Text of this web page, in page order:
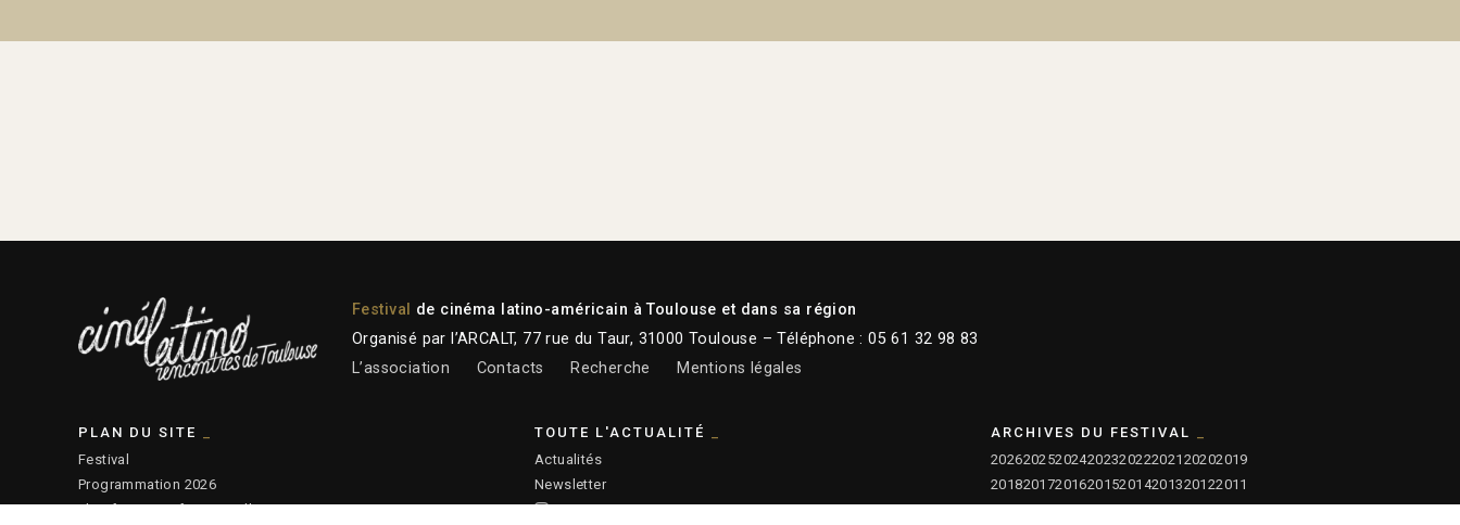
Festival
de cinéma latino-américain à Toulouse et dans sa région
Organisé par l’ARCALT, 77 rue du Taur, 31000 Toulouse – Téléphone : 05 61 32 98 83
L’association
Contacts Recherche Mentions légales
PLAN DU SITE
Festival
Programmation 2026
Plateforme professionnelle
TOUTE L'ACTUALITÉ
Actualités
Newsletter
Instagram
ARCHIVES DU FESTIVAL
202620252024202320222021 20202019
20182017201620152014201320122011
2010